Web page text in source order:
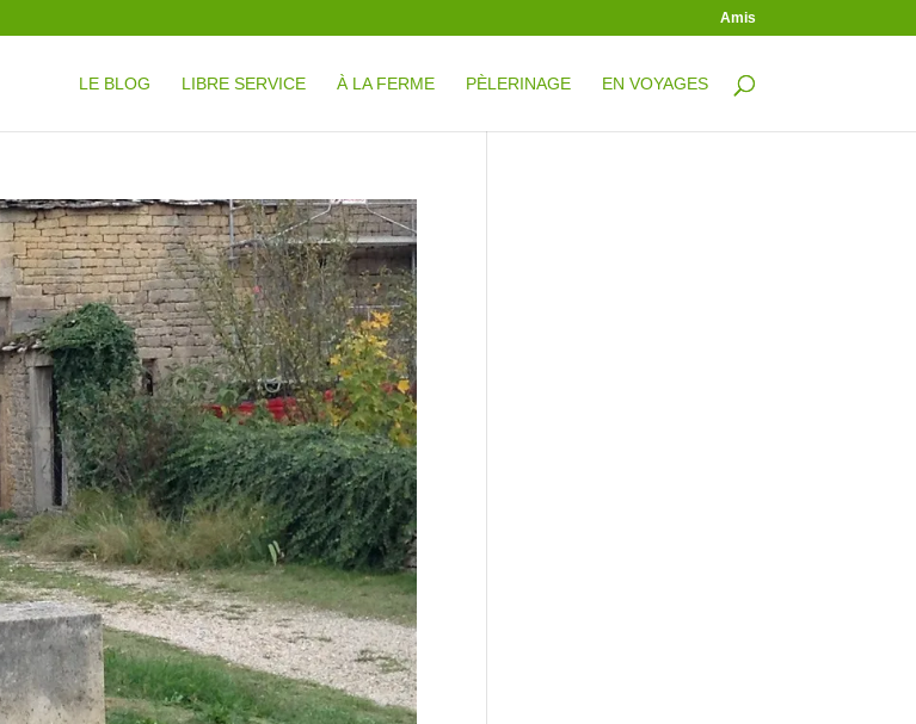
Amis
LE BLOG LIBRE SERVICE À LA FERME PÈLERINAGE EN VOYAGES